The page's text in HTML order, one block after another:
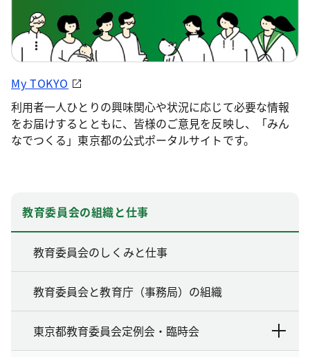
My TOKYO
利用者一人ひとりの興味関心や状況に応じて必要な情報
をお届けするとともに、皆様のご意見を反映し、「みん
なでつくる」東京都の公式ポータルサイトです。
教育委員会の組織と仕事
教育委員会のしくみと仕事
教育委員会と教育庁（事務局）の組織
東京都教育委員会定例会・臨時会